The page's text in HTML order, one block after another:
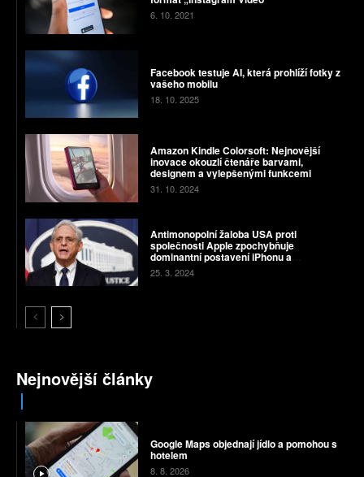
6. 10. 2021
Facebook testuje AI, která prohlíží fotky z
vašeho mobilu
18. 10. 2025
Amazon Kindle Colorsoft: Nejnovější
inovace okouzlí čtenáře barvami,
designem a vylepšenými funkcemi
31. 10. 2024
Antimonopolní žaloba USA proti
společnosti Apple zpochybňuje
dominantní postavení iPhonu a
budoucnost systému Android
25. 3. 2024
Nejnovější články
Google Maps objednají jídlo a pomohou s
hotelem
8. 8. 2026